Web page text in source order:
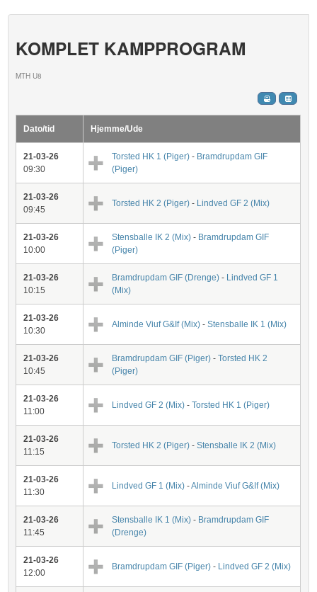
KOMPLET KAMPPROGRAM
MTH U8
Dato/tid Hjemme/Ude
21-03-26
09:30
Torsted HK 1 (Piger) - Bramdrupdam GIF
(Piger)
21-03-26
09:45
Torsted HK 2 (Piger) - Lindved GF 2 (Mix)
21-03-26
10:00
Stensballe IK 2 (Mix) - Bramdrupdam GIF
(Piger)
21-03-26
10:15
Bramdrupdam GIF (Drenge) - Lindved GF 1
(Mix)
21-03-26
10:30
Alminde Viuf G&If (Mix) -Stensballe IK 1 (Mix)
21-03-26
10:45
Bramdrupdam GIF (Piger) -Torsted HK 2
(Piger)
21-03-26
11:00
Lindved GF 2 (Mix) -Torsted HK 1 (Piger)
21-03-26
11:15
Torsted HK 2 (Piger) -Stensballe IK 2 (Mix)
21-03-26
11:30
Lindved GF 1 (Mix) -Alminde Viuf G&If (Mix)
21-03-26
11:45
Stensballe IK 1 (Mix) - Bramdrupdam GIF
(Drenge)
21-03-26
12:00
Bramdrupdam GIF (Piger) - Lindved GF 2 (Mix)